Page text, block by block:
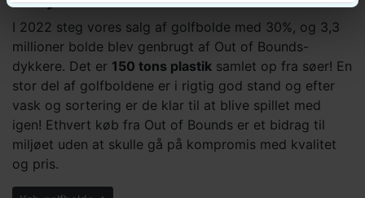
I 2022 steg vores salg af golfbolde med 30%, og 3,3
millioner bolde blev genbrugt af Out of Bounds-
dykkere. Det er 150 tons plastik samlet op fra søer! En
stor del af golfboldene er i rigtig god stand og efter
vask og sortering er de klar til at blive spillet med
igen! Ethvert køb fra Out of Bounds er et bidrag til
miljøet uden at skulle gå på kompromis med kvalitet
og pris.